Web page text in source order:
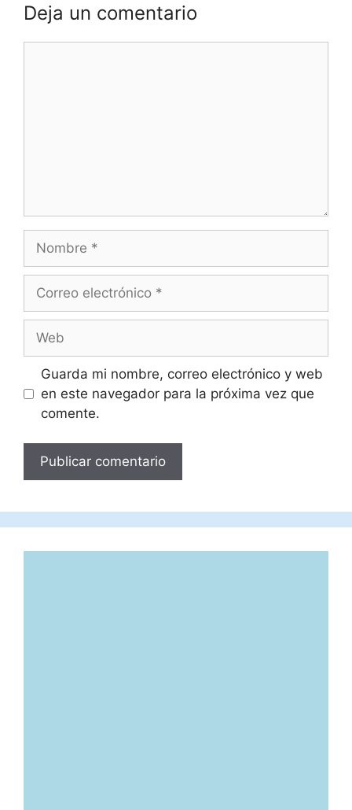
Deja un comentario
electrónico
Guarda mi nombre, correo electrónico y web
en este navegador para la próxima vez que
comente.